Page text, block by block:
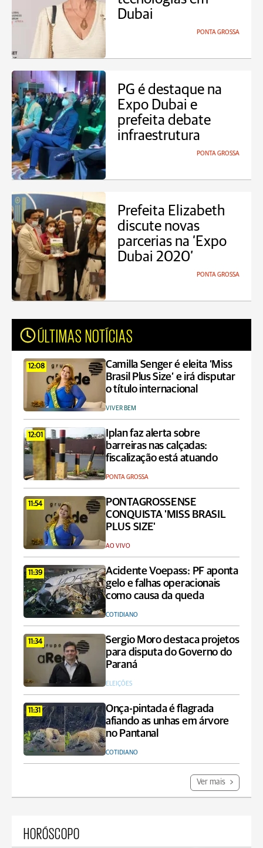
Dubai
PONTA GROSSA
PG é destaque na
Expo Dubai e
prefeita debate
infraestrutura
PONTA GROSSA
Prefeita Elizabeth
discute novas
parcerias na ‘Expo
Dubai 2020’
PONTA GROSSA
ÚLTIMAS NOTÍCIAS
12:08
Camilla Senger é eleita ‘Miss
Brasil Plus Size’ e irá disputar
o título internacional
VIVER BEM
12:01
Iplan faz alerta sobre
barreiras nas calçadas:
fiscalização está atuando
PONTA GROSSA
11:54
PONTAGROSSENSE
CONQUISTA 'MISS BRASIL
PLUS SIZE'
AO VIVO
11:39
Acidente Voepass: PF aponta
gelo e falhas operacionais
como causa da queda
COTIDIANO
11:34
Sergio Moro destaca projetos
para disputa do Governo do
Paraná
ELEIÇÕES
11:31
Onça-pintada é flagrada
afiando as unhas em árvore
no Pantanal
COTIDIANO
Ver mais
HORÓSCOPO